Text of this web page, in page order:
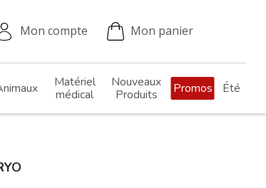
Mon compte Mon panier
Matériel
médical
Nouveaux
Produits
Promos Été